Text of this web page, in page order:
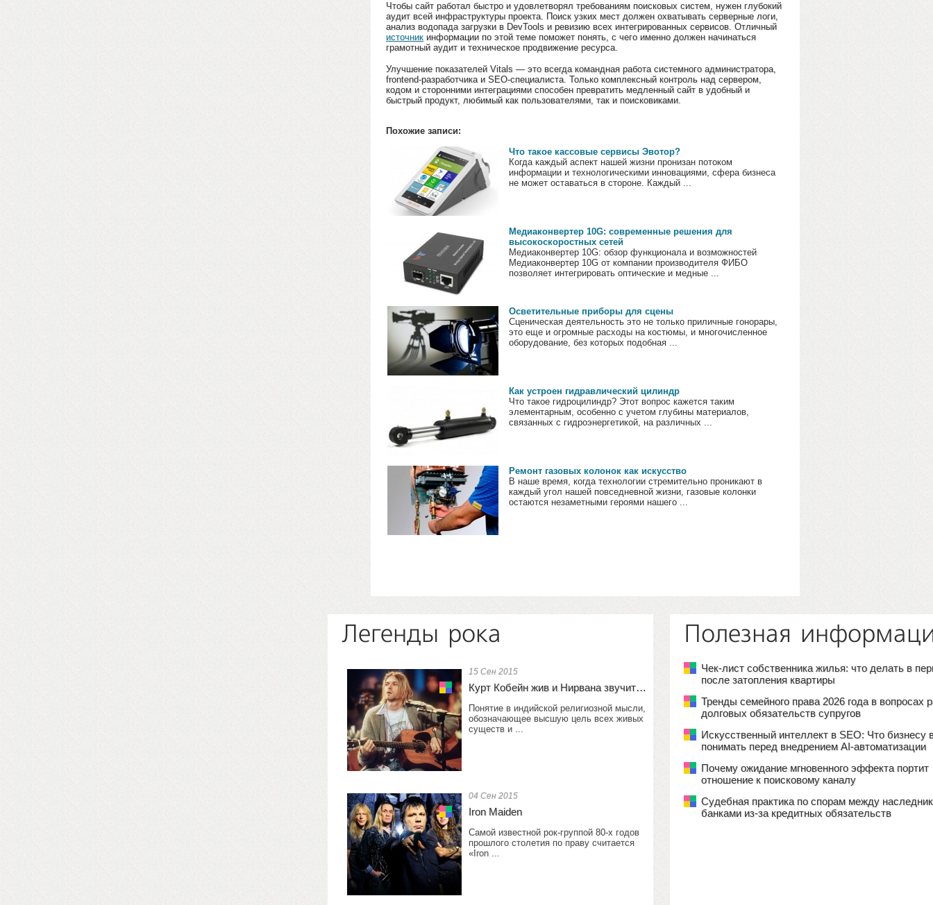
Чтобы сайт работал быстро и удовлетворял требованиям поисковых систем, нужен глубокий
аудит всей инфраструктуры проекта. Поиск узких мест должен охватывать серверные логи,
анализ водопада загрузки в DevTools и ревизию всех интегрированных сервисов. Отличный
источник информации по этой теме поможет понять, с чего именно должен начинаться
грамотный аудит и техническое продвижение ресурса.
Улучшение показателей Vitals — это всегда командная работа системного администратора,
frontend-разработчика и SEO-специалиста. Только комплексный контроль над сервером,
кодом и сторонними интеграциями способен превратить медленный сайт в удобный и
быстрый продукт, любимый как пользователями, так и поисковиками.
Похожие записи:
Что такое кассовые сервисы Эвотор?
Когда каждый аспект нашей жизни пронизан потоком
информации и технологическими инновациями, сфера бизнеса
не может оставаться в стороне. Каждый ...
Медиаконвертер 10G: современные решения для
высокоскоростных сетей
Медиаконвертер 10G: обзор функционала и возможностей
Медиаконвертер 10G от компании производителя ФИБО
позволяет интегрировать оптические и медные ...
Осветительные приборы для сцены
Сценическая деятельность это не только приличные гонорары,
это еще и огромные расходы на костюмы, и многочисленное
оборудование, без которых подобная ...
Как устроен гидравлический цилиндр
Что такое гидроцилиндр? Этот вопрос кажется таким
элементарным, особенно с учетом глубины материалов,
связанных с гидроэнергетикой, на различных ...
Ремонт газовых колонок как искусство
В наше время, когда технологии стремительно проникают в
каждый угол нашей повседневной жизни, газовые колонки
остаются незаметными героями нашего ...
Полезная
Чек-лист собственника жилья: что делать в
после затопления квартиры
Тренды семейного права 2026 года в вопросах
долговых обязательств супругов
Искусственный интеллект в SEO: Что бизнесу
понимать перед внедрением AI-автоматизации
Почему ожидание мгновенного эффекта портит
отношение к поисковому каналу
Судебная практика по спорам между
банками из-за кредитных обязательств
Легенды рока
15 Сен 2015
Курт Кобейн жив и Нирвана звучит…
Понятие в индийской религиозной мысли,
обозначающее высшую цель всех живых
существ и ...
04 Сен 2015
Iron Maiden
Самой известной рок-группой 80-х годов
прошлого столетия по праву считается
«Iron ...